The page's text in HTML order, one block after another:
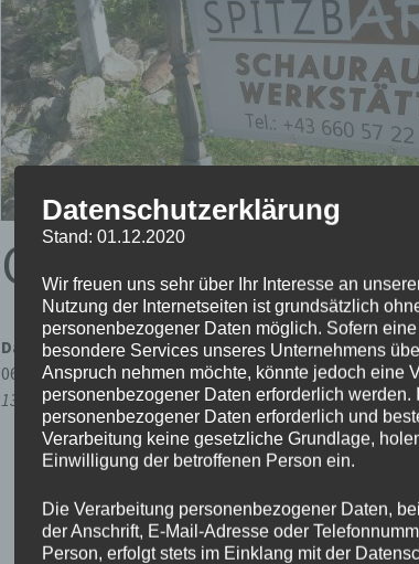
Offener
Datum/Zeit
06.11.2026
13:00 - 19:30
Offener
Datenschutzerklärung
Stand: 01.12.2020
Wir freuen uns sehr über Ihr Interesse an
Nutzung der Internetseiten ist grundsätzlich
personenbezogener Daten möglich. Sofern
besondere Services unseres Unternehmens
Anspruch nehmen möchte, könnte jedoch eine
personenbezogener Daten erforderlich werden.
personenbezogener Daten erforderlich und
Verarbeitung keine gesetzliche Grundlage,
Einwilligung der betroffenen Person ein.
Die Verarbeitung personenbezogener Daten,
der Anschrift, E-Mail-Adresse oder
Person, erfolgt stets im Einklang mit der